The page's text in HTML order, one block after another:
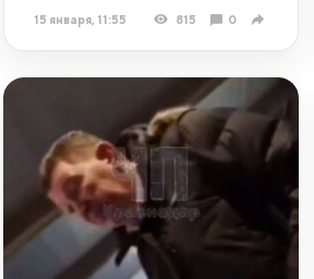
15 января, 11:55 815 0